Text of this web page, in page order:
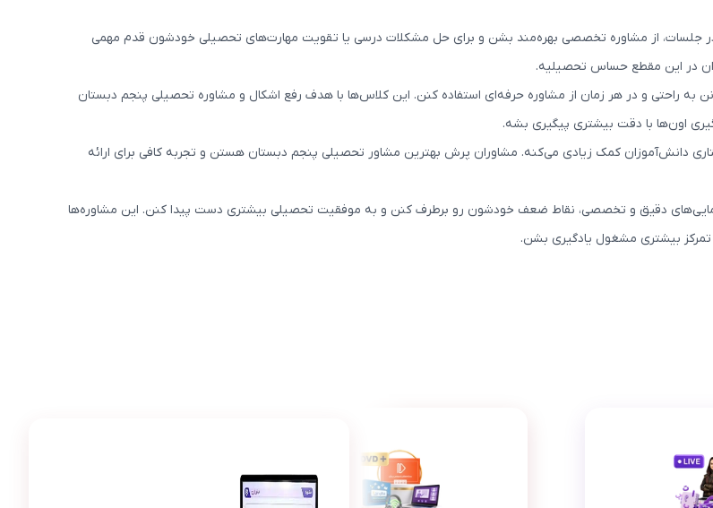
در جلسات، از مشاوره تخصصی بهره‌مند بشن و برای حل مشکلات درسی یا تقویت مهارت‌های تحصیلی خودشون قدم مهمی
در این مقطع حساس تحصیلیه.
به راحتی و در هر زمان از مشاوره حرفه‌ای استفاده کنن. این کلاس‌ها با هدف رفع اشکال و مشاوره تحصیلی پنجم دبستان
اون‌ها با دقت بیشتری پیگیری بشه.
دانش‌آموزان کمک زیادی می‌کنه. مشاوران پرش بهترین مشاور تحصیلی پنجم دبستان هستن و تجربه کافی برای ارائه
دقیق و تخصصی، نقاط ضعف خودشون رو برطرف کنن و به موفقیت تحصیلی بیشتری دست پیدا کنن. این مشاوره‌ها
بیشتری مشغول یادگیری بشن.